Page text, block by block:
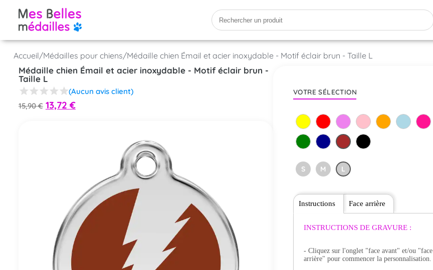
Accueil/Médailles pour chiens/Médaille chien Émail et acier inoxydable - Motif éclair brun - Taille L
Médaille chien Émail et acier inoxydable - Motif éclair brun -
Taille L
(Aucun avis client)
15,90€ 13,72 €
VOTRE SÉLECTION
S M L
Instructions
INSTRUCTIONS DE GRAVURE :
- Cliquez sur l'onglet "face avant" et/ou "face
arrière" pour commencer la personnalisation.
Face arrière